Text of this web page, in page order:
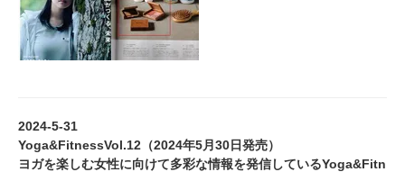
2024-5-31
Yoga&FitnessVol.12（2024年5月30日発売）
ヨガを楽しむ女性に向けて多彩な情報を発信しているYoga&Fitn